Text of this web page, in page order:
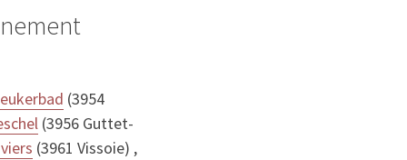
(3954
(3956 Guttet-
(3961 Vissoie) ,